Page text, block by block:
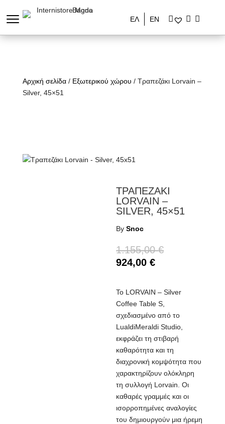
ΕΛ ΕΝ
Αρχική σελίδα/ Εξωτερικού χώρου / Τραπεζάκι Lorvain –
Silver, 45×51
ΤΡΑΠΕΖΑΚΙ
LORVAIN –
SILVER, 45×51
BySnoc
1.155,00€
924,00€
Το LORVAIN – Silver
Coffee Table S,
σχεδιασμένο από το
LualdiMeraldi Studio,
εκφράζει τη στιβαρή
καθαρότητα και τη
διαχρονική κομψότητα που
χαρακτηρίζουν ολόκληρη
τη συλλογή Lorvain. Οι
καθαρές γραμμές και οι
ισορροπημένες αναλογίες
του δημιουργούν μια ήρεμη